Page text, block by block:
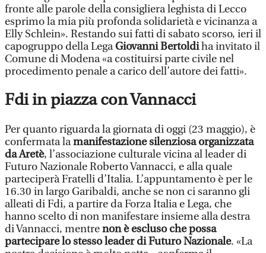
fronte alle parole della consigliera leghista di Lecco
esprimo la mia più profonda solidarietà e vicinanza a
Elly Schlein». Restando sui fatti di sabato scorso, ieri il
capogruppo della LegaGiovanni Bertoldiha invitato il
Comune di Modena «a costituirsi parte civile nel
procedimento penale a carico dell’autore dei fatti».
Fdi in piazza con Vannacci
Per quanto riguarda la giornata di oggi (23 maggio), è
confermata lamanifestazione silenziosa organizzata
da Aretè, l’associazione culturale vicina al leader di
Futuro Nazionale Roberto Vannacci, e alla quale
parteciperà Fratelli d’Italia. L’appuntamento è per le
16.30 in largo Garibaldi, anche se non ci saranno gli
alleati di Fdi, a partire da Forza Italia e Lega, che
hanno scelto di non manifestare insieme alla destra
di Vannacci, mentrenon è escluso che possa
partecipare lo stesso leader di Futuro Nazionale. «La